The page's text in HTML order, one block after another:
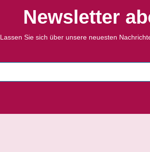
Newsletter
Lassen Sie sich über unsere neuesten